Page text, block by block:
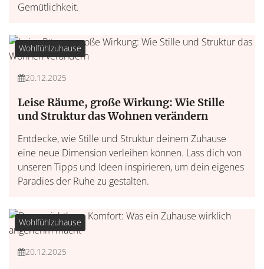
Gemütlichkeit.
Wohlfühlzuhause
20.12.2025
Leise Räume, große Wirkung: Wie Stille
und Struktur das Wohnen verändern
Entdecke, wie Stille und Struktur deinem Zuhause
eine neue Dimension verleihen können. Lass dich von
unseren Tipps und Ideen inspirieren, um dein eigenes
Paradies der Ruhe zu gestalten.
Wohlfühlzuhause
20.12.2025